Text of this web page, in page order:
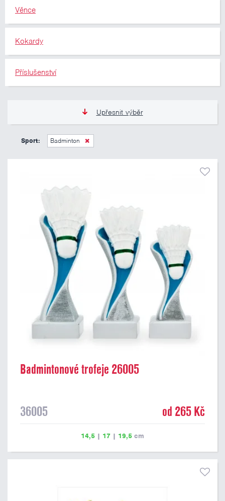
Věnce
Kokardy
Příslušenství
Upřesnit výběr
11 Kč
Sport: Badminton
Badmintonové trofeje 26005
36005 od 265 Kč
14,5 | 17 | 19,5 cm